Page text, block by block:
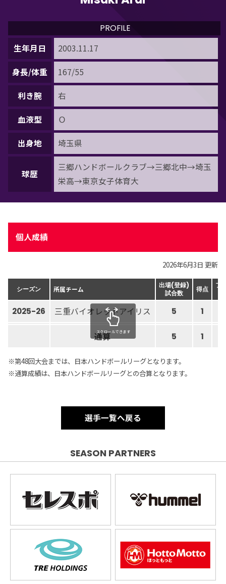
生年月日 2003.11.17
身長/体重 167/55
利き腕 右
血液型 Ｏ
出身地 埼玉県
球歴
三郷ハンドボールクラブ→三郷北中→埼玉
栄高→東京女子体育大
PROFILE
個人成績
2026年6月3日 更新
シーズン 所属チーム
出場(登録)
試合数
得点
フ
2025-26 三重バイオレットアイリス 5 1
通算 5 1
スクロールできます
※第48回大会までは、日本ハンドボールリーグとなります。
※通算成績は、日本ハンドボールリーグとの合算となります。
選手一覧へ戻る
SEASON PARTNERS